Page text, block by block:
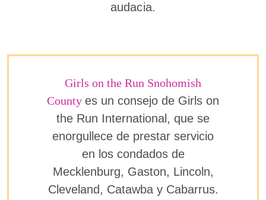
audacia.
Girls on the Run Snohomish
County es un consejo de Girls on
the Run International, que se
enorgullece de prestar servicio
en los condados de
Mecklenburg, Gaston, Lincoln,
Cleveland, Catawba y Cabarrus.